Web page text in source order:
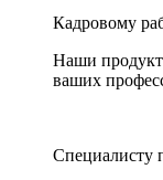
Кадровому
Наши
ваших
Специалисту